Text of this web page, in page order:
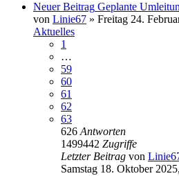
Neuer Beitrag Geplante
von Linie67 » Freitag 24.
Aktuelles
1
…
59
60
61
62
63
626Antworten
1499442 Zugriffe
Letzter Beitrag von
Samstag 18. Oktober